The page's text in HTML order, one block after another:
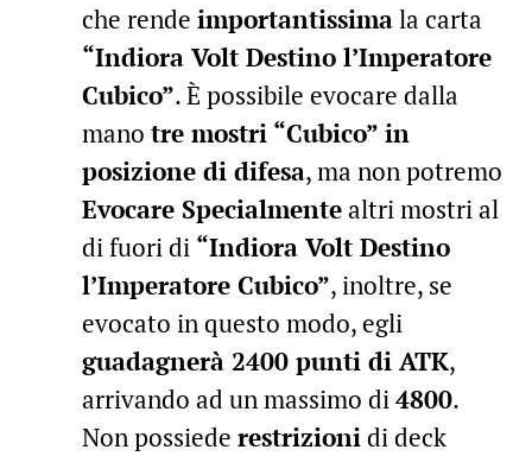
che rende importantissimala carta
“Indiora Volt Destino l’Imperatore
Cubico”. È possibile evocare dalla
mano tre mostri “Cubico” in
posizione di difesa, ma non potremo
Evocare Specialmentealtri mostri al
di fuori di “Indiora Volt Destino
l’Imperatore Cubico”, inoltre, se
evocato in questo modo, egli
guadagnerà 2400 punti di ATK,
arrivando ad un massimo di4800.
Non possiede restrizionidi deck